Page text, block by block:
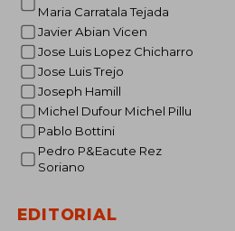
Maria Carratala Tejada
Javier Abian Vicen
Jose Luis Lopez Chicharro
Jose Luis Trejo
Joseph Hamill
Michel Dufour Michel Pillu
Pablo Bottini
Pedro P&Eacute Rez
Soriano
EDITORIAL